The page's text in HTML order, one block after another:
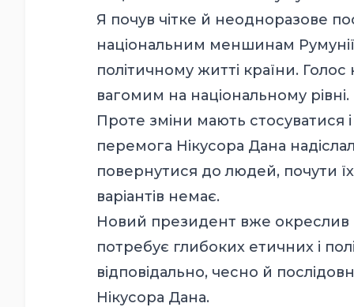
Я почув чітке й неодноразове
національним меншинам
політичному житті країни.
вагомим на національному рівні.
Проте зміни мають стосуватися
перемога Нікусора Дана
повернутися до людей, почути
варіантів немає.
Новий президент вже окреслив
потребує глибоких етичних і
відповідально, чесно й
Нікусора Дана.